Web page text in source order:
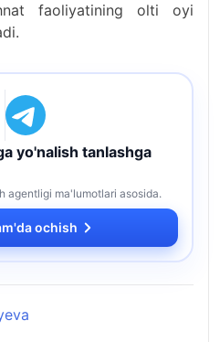
faoliyatining olti oyi
yo'nalish tanlashga
agentligi ma'lumotlari asosida.
ochish